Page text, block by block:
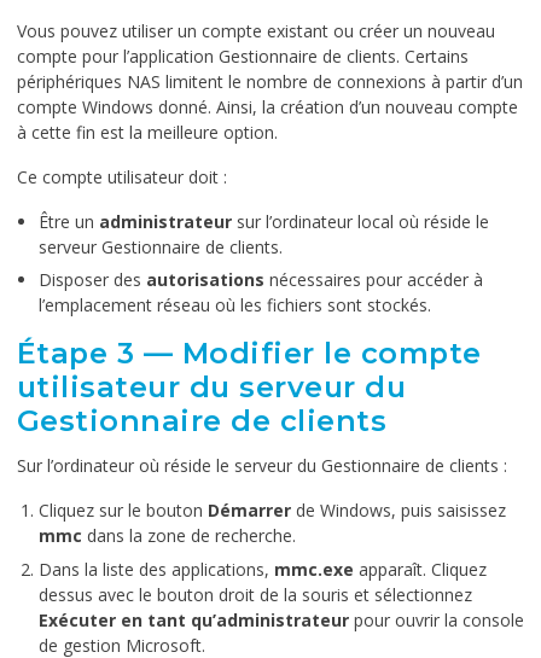
Vous pouvez utiliser un compte existant ou créer un nouveau
compte pour l’application Gestionnaire de clients. Certains
périphériques NAS limitent le nombre de connexions à partir d’un
compte Windows donné. Ainsi, la création d’un nouveau compte
à cette fin est la meilleure option.
Ce compte utilisateur doit :
Être un administrateur sur l’ordinateur local où réside le
serveur Gestionnaire de clients.
Disposer des autorisations nécessaires pour accéder à
l’emplacement réseau où les fichiers sont stockés.
Étape 3 — Modifier le compte
utilisateur du serveur du
Gestionnaire de clients
Sur l’ordinateur où réside le serveur du Gestionnaire de clients :
Cliquez sur le bouton Démarrer de Windows, puis saisissez
mmc dans la zone de recherche.
Dans la liste des applications, mmc.exe apparaît. Cliquez
dessus avec le bouton droit de la souris et sélectionnez
Exécuter en tant qu’administrateur pour ouvrir la console
de gestion Microsoft.